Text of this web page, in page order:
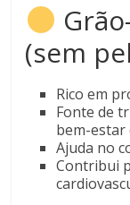
(sem
Rico em
Fonte de
bem-estar
Ajuda no
Contribui